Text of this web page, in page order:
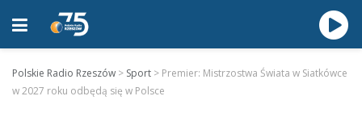
Polskie Radio Rzeszów > Sport > Premier: Mistrzostwa Świata w Siatkówce
w 2027 roku odbędą się w Polsce